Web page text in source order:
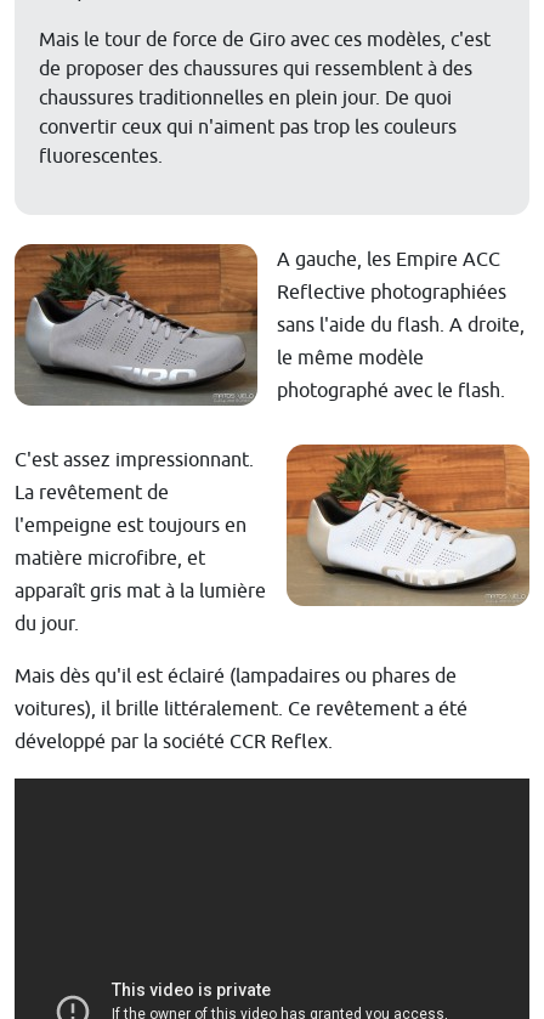
Mais le tour de force de Giro avec ces modèles, c'est
de proposer des chaussures qui ressemblent à des
chaussures traditionnelles en plein jour. De quoi
convertir ceux qui n'aiment pas trop les couleurs
fluorescentes.
A gauche, les Empire ACC
Reflective photographiées
sans l'aide du flash. A droite,
le même modèle
photographé avec le flash.
C'est assez impressionnant.
La revêtement de
l'empeigne est toujours en
matière microfibre, et
apparaît gris mat à la lumière
du jour.
Mais dès qu'il est éclairé (lampadaires ou phares de
voitures), il brille littéralement. Ce revêtement a été
développé par la société CCR Reflex.